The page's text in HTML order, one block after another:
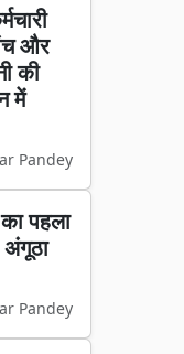
और
की
में
Pandey
पहला
अंगूठा
Pandey